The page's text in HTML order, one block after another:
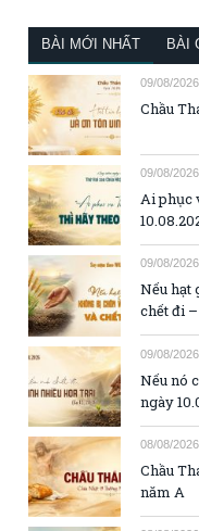
BÀI MỚI NHẤT BÀI
09/08/2026
Chầu
09/08/2026
Ai phục
09/08/2026
Nếu hạt
chết đi
09/08/2026
Nếu nó
ngày
08/08/2026
Chầu
năm A